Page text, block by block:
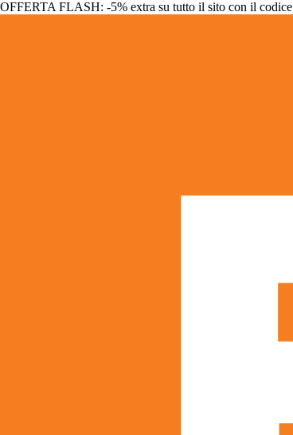
OFFERTA FLASH: -5% extra su tutto il sito con il codice